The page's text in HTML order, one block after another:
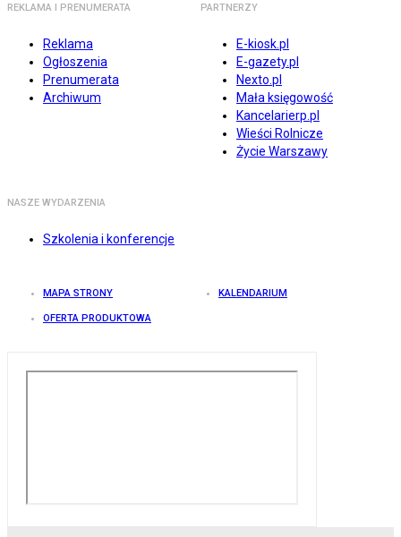
REKLAMA I PRENUMERATA
Reklama
Ogłoszenia
Prenumerata
Archiwum
PARTNERZY
E-kiosk.pl
E-gazety.pl
Nexto.pl
Mała księgowość
Kancelarierp.pl
Wieści Rolnicze
Życie Warszawy
NASZE WYDARZENIA
Szkolenia i konferencje
MAPA STRONY KALENDARIUM
OFERTA PRODUKTOWA